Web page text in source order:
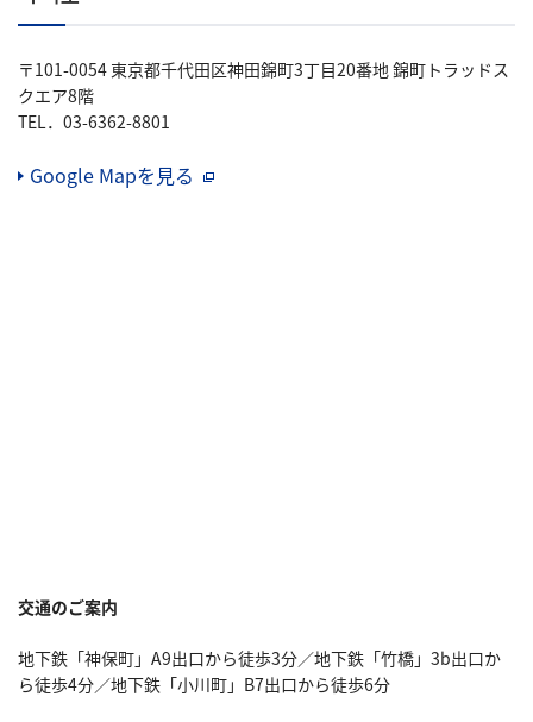
〒101-0054 東京都千代田区神田錦町3丁目20番地 錦町トラッドス
クエア8階
TEL．03-6362-8801
Google Mapを見る
交通のご案内
地下鉄「神保町」A9出口から徒歩3分／地下鉄「竹橋」3b出口か
ら徒歩4分／地下鉄「小川町」B7出口から徒歩6分